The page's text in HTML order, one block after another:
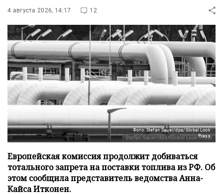
4 августа 2026, 14:17 12
Фото: Stefan Sauer/dpa/Global Look
Press
Европейская комиссия продолжит добиваться
тотального запрета на поставки топлива из РФ. Об
этом сообщила представитель ведомства Анна-
Кайса Итконен.